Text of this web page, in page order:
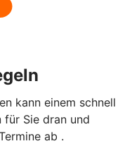
kann einem schnell
für Sie dran und
ab .